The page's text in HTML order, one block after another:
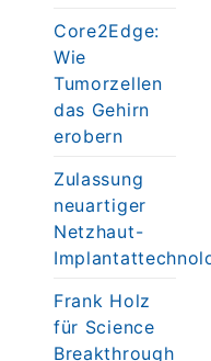
Core2Edge:
Wie
Tumorzellen
das Gehirn
erobern
Zulassung
neuartiger
Netzhaut-
Frank Holz
für Science
Breakthrough